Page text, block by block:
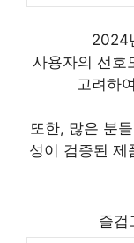
2024
사용자의 선호
고려하
또한, 많은 분
성이 검증된 제
즐겁